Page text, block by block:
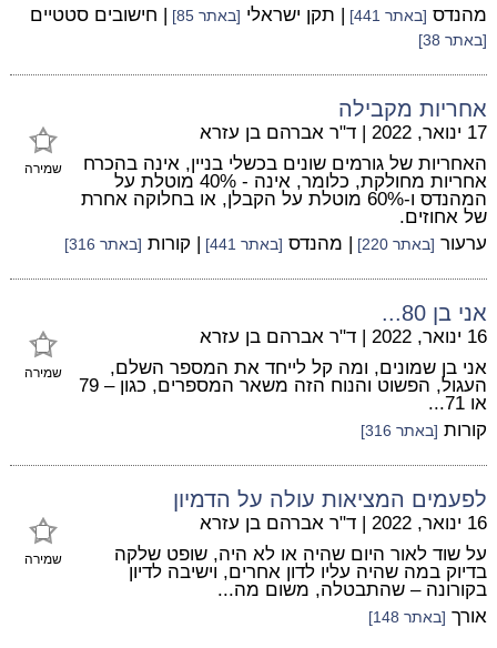
מהנדס [באתר 441] | תקן ישראלי [באתר 85] | חישובים סטטיים
[באתר 38]
אחריות מקבילה
שמירה
17 ינואר, 2022 | ד"ר אברהם בן עזרא
האחריות של גורמים שונים בכשלי בניין, אינה בהכרח
אחריות מחולקת, כלומר, אינה - 40% מוטלת על
המהנדס ו-60% מוטלת על הקבלן, או בחלוקה אחרת
של אחוזים.
ערעור [באתר 220] | מהנדס [באתר 441] | קורות [באתר 316]
אני בן 80...
שמירה
16 ינואר, 2022 | ד"ר אברהם בן עזרא
אני בן שמונים, ומה קל לייחד את המספר השלם,
העגול, הפשוט והנוח הזה משאר המספרים, כגון – 79
או 71...
קורות [באתר 316]
לפעמים המציאות עולה על הדמיון
שמירה
16 ינואר, 2022 | ד"ר אברהם בן עזרא
על שוד לאור היום שהיה או לא היה, שופט שלקה
בדיוק במה שהיה עליו לדון אחרים, וישיבה לדיון
בקורונה – שהתבטלה, משום מה...
אורך [באתר 148]